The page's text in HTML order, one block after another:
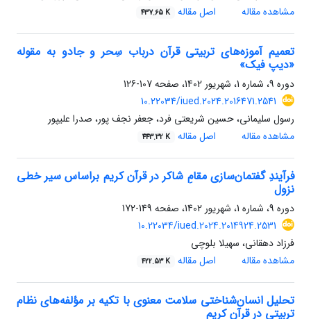
مشاهده مقاله
اصل مقاله 437.65 K
تعمیم آموزه‌های تربیتی قرآن درباب سِحر و جادو به مقوله
«دیپ فیک»
دوره 9، شماره 1، شهریور 1402، صفحه
107-126
10.22034/iued.2024.2016471.2541
رسول سلیمانی، حسین شریعتی فرد، جعفر نجف پور، صدرا علیپور
مشاهده مقاله
اصل مقاله 443.32 K
فرآیندِ گفتمان‌سازی مقامِ شاکر در قرآن کریم براساس سیر خطی
نزول
دوره 9، شماره 1، شهریور 1402، صفحه
149-172
10.22034/iued.2024.2014924.2531
فرزاد دهقانی، سهیلا بلوچی
مشاهده مقاله
اصل مقاله 422.53 K
تحلیل انسان‌شناختی سلامت معنوی با تکیه بر مؤلفه‌های نظام
تربیتی در قرآن کریم